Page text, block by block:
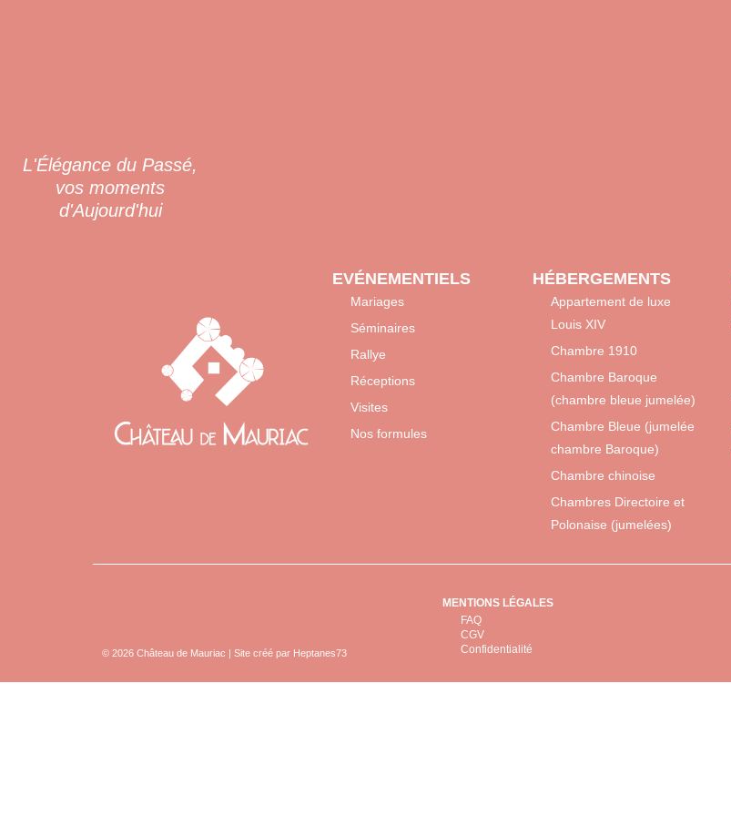
L'Élégance du Passé,
vos moments
d'Aujourd'hui
EVÉNEMENTIELS
Mariages
Séminaires
Rallye
Réceptions
Visites
Nos formules
HÉBERGEMENTS
Appartement de luxe
Louis XIV
Chambre 1910
Chambre Baroque
(chambre bleue jumelée)
Chambre Bleue (jumelée
chambre Baroque)
Chambre chinoise
Chambres Directoire et
Polonaise (jumelées)
© 2026 Château de Mauriac | Site créé par Heptanes73
MENTIONS LÉGALES
FAQ
CGV
Confidentialité